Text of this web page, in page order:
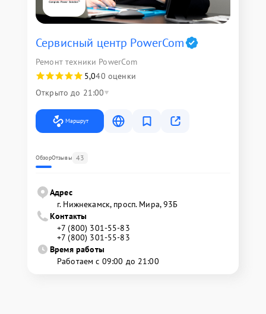
Сервисный центр PowerCom
Ремонт техники PowerCom
5,040 оценки
Открыто до 21:00
Маршрут
ОбзорОтзывы 43
Адрес
г. Нижнекамск, просп. Мира, 93Б
Контакты
+7 (800) 301-55-83
+7 (800) 301-55-83
Время работы
Работаем с 09:00 до 21:00